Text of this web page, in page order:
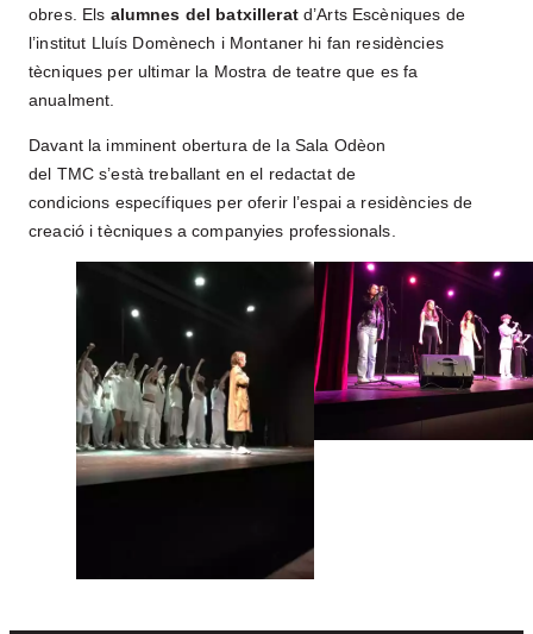
COMPROMÍS AMB LA FORMACIÓ
ESPAIS
L’EQUIP
FILOSOFIA
ENTRADES I ABONAMENTS
LLOGUER D’ESPAIS
ENTITATS I COL·LABORADORS
RESIDÈNCIES DE CREACIÓ
obres. Els alumnes del batxilleratd’Arts Escèniques de
l’institut Lluís Domènech i Montaner hi fan residències
tècniques per ultimar la Mostra de teatre que es fa
anualment.
Davant la imminent obertura de la Sala Odèon
del TMC s’està treballant en el redactat de
condicions específiques per oferir l’espai a residències de
creació i tècniques a companyies professionals.